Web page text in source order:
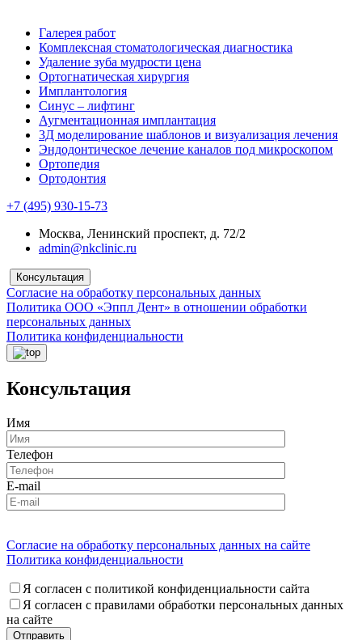
Галерея работ
Комплексная стоматологическая диагностика
Удаление зуба мудрости цена
Ортогнатическая хирургия
Имплантология
Синус – лифтинг
Аугментационная имплантация
3Д моделирование шаблонов и визуализация лечения
Эндодонтическое лечение каналов под микроскопом
Ортопедия
Ортодонтия
+7 (495) 930-15-73
Москва, Ленинский проспект, д. 72/2
admin@nkclinic.ru
Консультация
Согласие на обработку персональных данных
Политика ООО «Эппл Дент» в отношении обработки
персональных данных
Политика конфиденциальности
Консультация
Имя
Телефон
E-mail
Согласие на обработку персональных данных на сайте
Политика конфиденциальности
Я согласен с политикой конфиденциальности сайта
Я согласен с правилами обработки персональных данных
на сайте